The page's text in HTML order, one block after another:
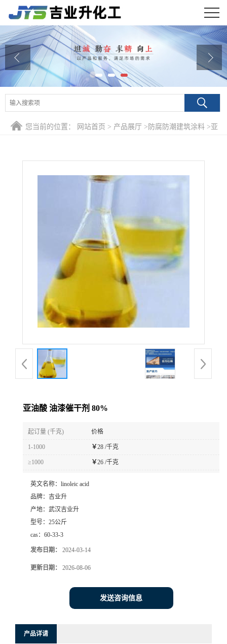
公司首页
公司介绍
公司动态
产品展厅
证书荣誉
在线留言
您当前的位置： 网站首页 > 产品展厅 > 防腐防潮建筑涂料 >亚
亚油酸 油漆催干剂 80%
起订量 (千克) 价格
1-1000 ￥28 /千克
≥1000 ￥26 /千克
英文名称： linoleic acid
品牌： 吉业升
产地： 武汉吉业升
型号： 25公斤
cas： 60-33-3
发布日期： 2024-03-14
更新日期： 2026-08-06
发送咨询信息
产品详请